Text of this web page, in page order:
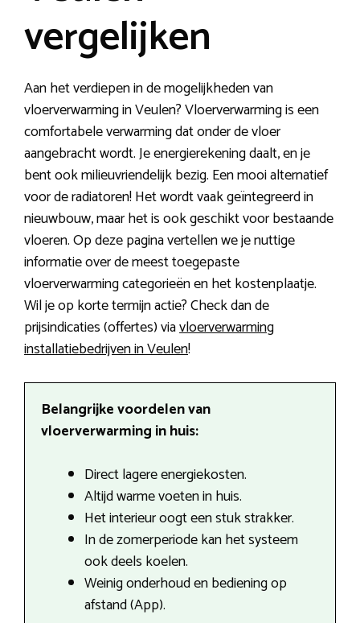
vergelijken
Aan het verdiepen in de mogelijkheden van
vloerverwarming in Veulen? Vloerverwarming is een
comfortabele verwarming dat onder de vloer
aangebracht wordt. Je energierekening daalt, en je
bent ook milieuvriendelijk bezig. Een mooi alternatief
voor de radiatoren! Het wordt vaak geïntegreerd in
nieuwbouw, maar het is ook geschikt voor bestaande
vloeren. Op deze pagina vertellen we je nuttige
informatie over de meest toegepaste
vloerverwarming categorieën en het kostenplaatje.
Wil je op korte termijn actie? Check dan de
prijsindicaties (offertes) viavloerverwarming
installatiebedrijven in Veulen!
Belangrijke voordelen van
vloerverwarming in huis:
Direct lagere energiekosten.
Altijd warme voeten in huis.
Het interieur oogt een stuk strakker.
In de zomerperiode kan het systeem
ook deels koelen.
Weinig onderhoud en bediening op
afstand (App).